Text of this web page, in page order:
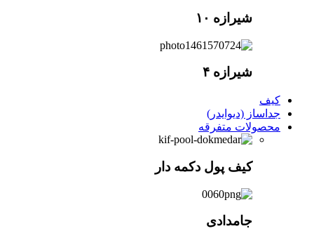
شیرازه ۱۰
شیرازه ۴
کیف
جداساز (دیوایدر)
محصولات متفرقه
کیف پول دکمه دار
جامدادی